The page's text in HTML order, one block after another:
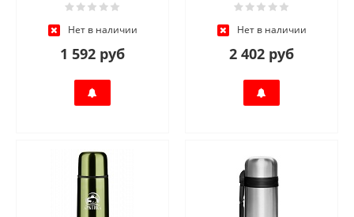
Нет в наличии
1 592 руб
Нет в наличии
2 402 руб